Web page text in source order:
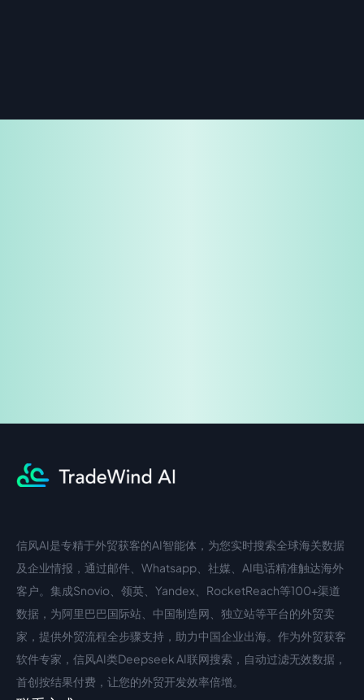
中文入口
信风AI是专精于外贸获客的AI智能体，为您实时搜索全球海关数据
及企业情报，通过邮件、Whatsapp、社媒、AI电话精准触达海外
客户。集成Snovio、领英、Yandex、RocketReach等100+渠道
数据，为阿里巴巴国际站、中国制造网、独立站等平台的外贸卖
家，提供外贸流程全步骤支持，助力中国企业出海。作为外贸获客
软件专家，信风AI类Deepseek AI联网搜索，自动过滤无效数据，
首创按结果付费，让您的外贸开发效率倍增。